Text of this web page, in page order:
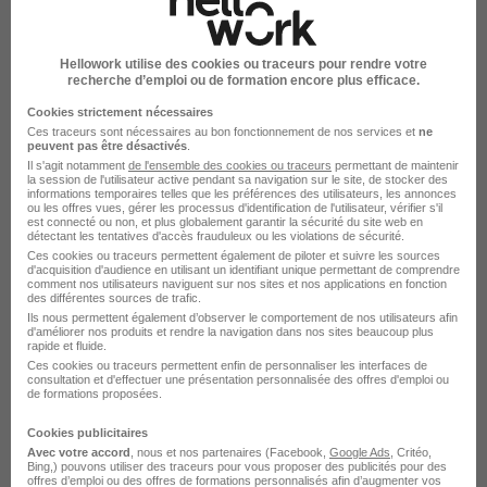
Marseille - 13 Alternance Temps partiel
Cette offre n’est plus disponible depuis le 29/06/26
Plombier Chauffagiste - Formation en
Alternance avec Ecole Gustave H/F
Ecole Gustave
Marseille - 13 Alternance Temps partiel
Cette offre n’est plus disponible depuis le 29/06/26
Hellowork utilise des cookies ou traceurs pour rendre votre
recherche d’emploi ou de formation encore plus efficace.
Cookies strictement nécessaires
Ces traceurs sont nécessaires au bon fonctionnement de nos services et ne
peuvent pas être désactivés
Il s'agit notamment de l'ensemble des cookies ou traceurs permettant de maintenir
la session de l'utilisateur active pendant sa navigation sur le site, de stocker des
informations temporaires telles que les préférences des utilisateurs, les annonces
ou les offres vues, gérer les processus d'identification de l'utilisateur, vérifier s'il
est connecté ou non, et plus globalement garantir la sécurité du site web en
détectant les tentatives d'accès frauduleux ou les violations de sécurité.
Ces cookies ou traceurs permettent également de piloter et suivre les sources
d'acquisition d'audience en utilisant un identifiant unique permettant de comprendre
comment nos utilisateurs naviguent sur nos sites et nos applications en fonction
des différentes sources de trafic.
Ils nous permettent également d’observer le comportement de nos utilisateurs afin
d'améliorer nos produits et rendre la navigation dans nos sites beaucoup plus
rapide et fluide.
Ces cookies ou traceurs permettent enfin de personnaliser les interfaces de
consultation et d'effectuer une présentation personnalisée des offres d'emploi ou
de formations proposées.
Cookies publicitaires
Avec votre accord , nous et nos partenaires (Facebook, Google Ads , Critéo,
Bing,) pouvons utiliser des traceurs pour vous proposer des publicités pour des
offres d’emploi ou des offres de formations personnalisés afin d’augmenter vos